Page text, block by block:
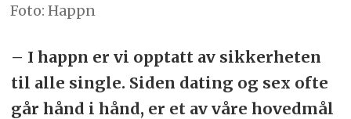
Foto: Happn
– I happn er vi opptatt av sikkerheten
til alle single. Siden dating og sex ofte
går hånd i hånd, er et av våre hovedmål